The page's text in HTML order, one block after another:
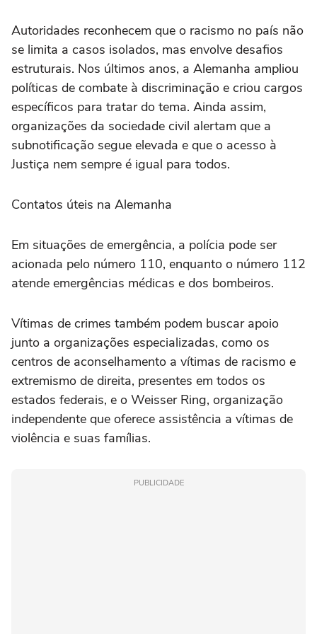
Autoridades reconhecem que o racismo no país não
se limita a casos isolados, mas envolve desafios
estruturais. Nos últimos anos, a Alemanha ampliou
políticas de combate à discriminação e criou cargos
específicos para tratar do tema. Ainda assim,
organizações da sociedade civil alertam que a
subnotificação segue elevada e que o acesso à
Justiça nem sempre é igual para todos.
Contatos úteis na Alemanha
Em situações de emergência, a polícia pode ser
acionada pelo número 110, enquanto o número 112
atende emergências médicas e dos bombeiros.
Vítimas de crimes também podem buscar apoio
junto a organizações especializadas, como os
centros de aconselhamento a vítimas de racismo e
extremismo de direita, presentes em todos os
estados federais, e o Weisser Ring, organização
independente que oferece assistência a vítimas de
violência e suas famílias.
PUBLICIDADE